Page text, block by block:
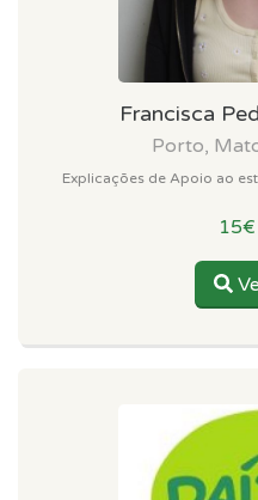
Francisca
Porto,
Explicações de Apoio ao
15€